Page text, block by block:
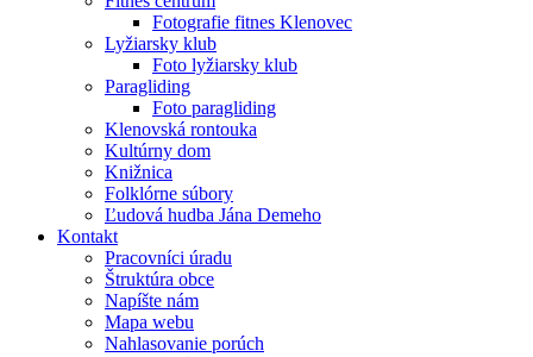
Fotografie fitnes Klenovec
Lyžiarsky klub
Foto lyžiarsky klub
Paragliding
Foto paragliding
Klenovská rontouka
Kultúrny dom
Knižnica
Folklórne súbory
Ľudová hudba Jána Demeho
Kontakt
Pracovníci úradu
Štruktúra obce
Napíšte nám
Mapa webu
Nahlasovanie porúch